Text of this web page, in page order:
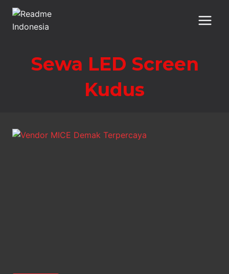
Skip
content
Sewa LED Screen
Kudus